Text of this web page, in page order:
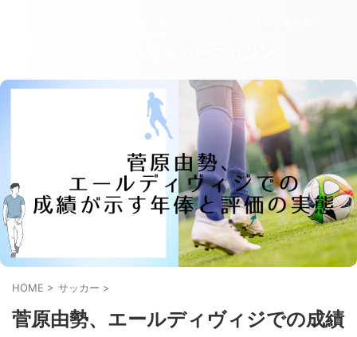
HOME > サッカー >
菅原由勢、エールディヴィジでの成績